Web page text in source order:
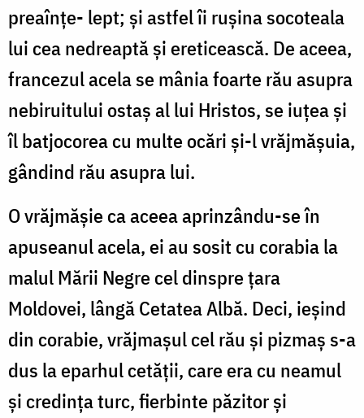
preaînțe- lept; și astfel îi rușina socoteala
lui cea nedreaptă și ereticească. De aceea,
francezul acela se mânia foarte rău asupra
nebiruitului ostaș al lui Hristos, se iuțea și
îl batjocorea cu multe ocări și-l vrăjmășuia,
gândind rău asupra lui.
O vrăjmășie ca aceea aprinzându-se în
apuseanul acela, ei au sosit cu corabia la
malul Mării Negre cel dinspre țara
Moldovei, lângă Cetatea Albă. Deci, ieșind
din corabie, vrăjmașul cel rău și pizmaș s-a
dus la eparhul cetății, care era cu neamul
și credința turc, fierbinte păzitor și